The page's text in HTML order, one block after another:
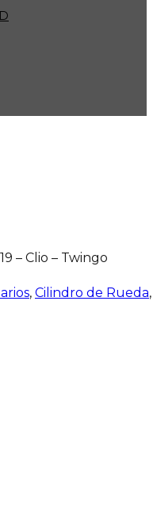
– Clio – Twingo
, Cilindro de Rueda